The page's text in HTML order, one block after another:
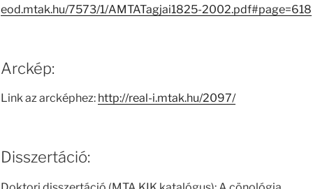
eod.mtak.hu/7573/1/AMTATagjai1825-2002.pdf#page=618
Arckép:
Link az arcképhez: http://real-i.mtak.hu/2097/
Disszertáció: